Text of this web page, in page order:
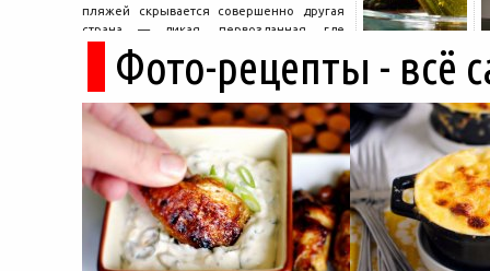
пляжей скрывается совершенно другая
страна — дикая, первозданная, где
древние руины дремлют в тени кедров, а
горные дороги ведут к местам, о которых
не расскажет ни один автобусный гид....
Фото-рецепты - всё